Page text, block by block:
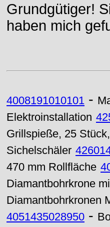
Grundgütiger!
haben mich
4008191010101 -
Elektroinstallation
Grillspieße, 25
Sichelschäler
470 mm Rollfläche
Diamantbohrkrone
Diamantbohrkronen
4051435028950 -